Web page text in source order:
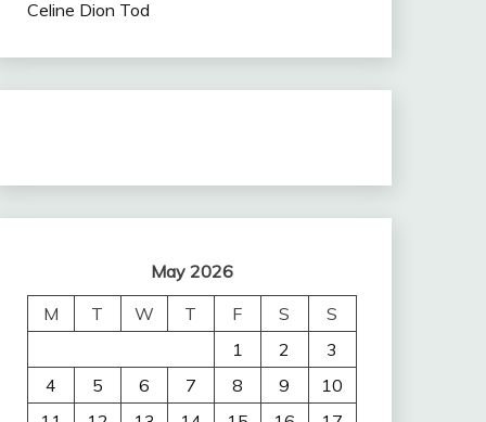
Celine Dion Tod
May 2026
M
T W T F S
S
1
2
3
4
5 6 7 8 9
10